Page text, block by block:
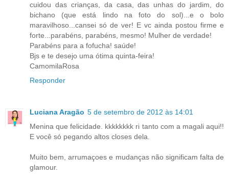
cuidou das crianças, da casa, das unhas do jardim, do
bichano (que está lindo na foto do sol)...e o bolo
maravilhoso...cansei só de ver! E vc ainda postou firme e
forte...parabéns, parabéns, mesmo! Mulher de verdade!
Parabéns para a fofucha! saúde!
Bjs e te desejo uma ótima quinta-feira!
CamomilaRosa
Responder
Luciana Aragão 5 de setembro de 2012 às 14:01
Menina que felicidade. kkkkkkkk ri tanto com a magali aqui!!
E você só pegando altos closes dela.
Muito bem, arrumaçoes e mudanças não significam falta de
glamour.